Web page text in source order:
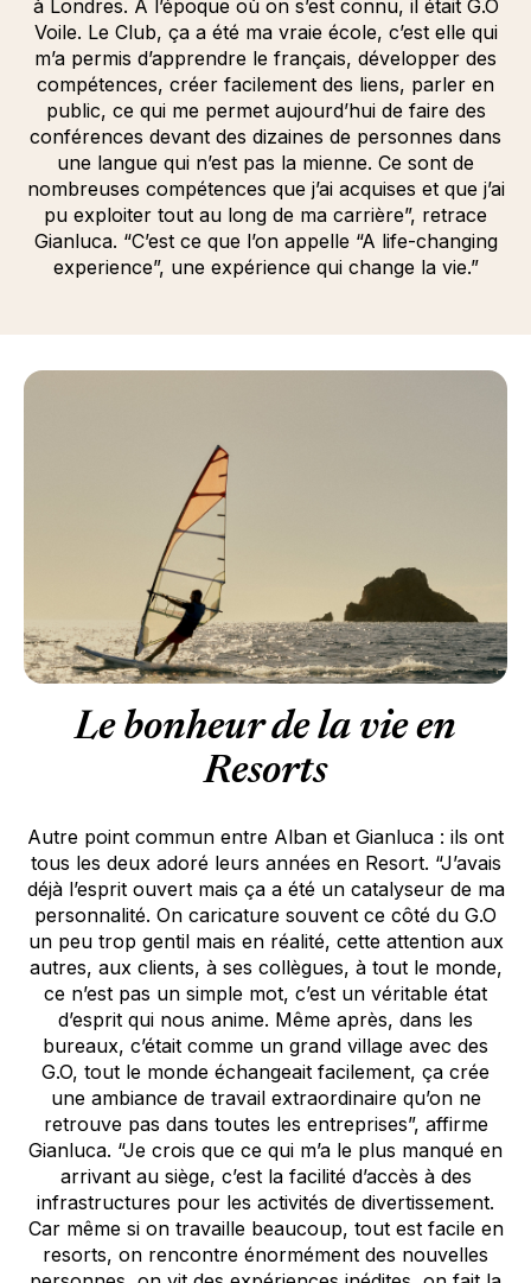
à Londres. A l’époque où on s’est connu, il était G.O
Voile. Le Club, ça a été ma vraie école, c’est elle qui
m’a permis d’apprendre le français, développer des
compétences, créer facilement des liens, parler en
public, ce qui me permet aujourd’hui de faire des
conférences devant des dizaines de personnes dans
une langue qui n’est pas la mienne. Ce sont de
nombreuses compétences que j’ai acquises et que j’ai
pu exploiter tout au long de ma carrière”, retrace
Gianluca. “C’est ce que l’on appelle “A life-changing
experience”, une expérience qui change la vie.”
Le bonheur de la vie en
Resorts
Autre point commun entre Alban et Gianluca : ils ont
tous les deux adoré leurs années en Resort. “J’avais
déjà l’esprit ouvert mais ça a été un catalyseur de ma
personnalité. On caricature souvent ce côté du G.O
un peu trop gentil mais en réalité, cette attention aux
autres, aux clients, à ses collègues, à tout le monde,
ce n’est pas un simple mot, c’est un véritable état
d’esprit qui nous anime. Même après, dans les
bureaux, c’était comme un grand village avec des
G.O, tout le monde échangeait facilement, ça crée
une ambiance de travail extraordinaire qu’on ne
retrouve pas dans toutes les entreprises”, affirme
Gianluca. “Je crois que ce qui m’a le plus manqué en
arrivant au siège, c’est la facilité d’accès à des
infrastructures pour les activités de divertissement.
Car même si on travaille beaucoup, tout est facile en
resorts, on rencontre énormément des nouvelles